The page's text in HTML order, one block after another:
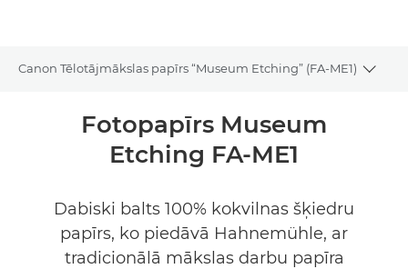
Canon Tēlotājmākslas papīrs “Museum Etching” (FA-ME1)
Fotopapīrs Museum
Etching FA-ME1
Dabiski balts 100% kokvilnas šķiedru
papīrs, ko piedāvā Hahnemühle, ar
tradicionālā mākslas darbu papīra